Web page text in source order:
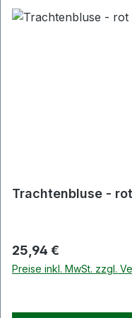
Trachtenbluse -
Regulärer Preis:
25,94 €
Preise inkl. MwSt. zzgl.